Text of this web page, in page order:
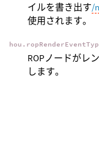
イルを書き出す/
使用されます。
ROPノードがレ
します。